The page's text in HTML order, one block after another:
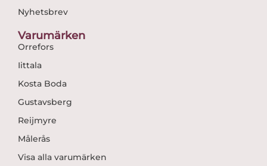
Nyhetsbrev
Varumärken
Orrefors
Iittala
Kosta Boda
Gustavsberg
Reijmyre
Målerås
Visa alla varumärken